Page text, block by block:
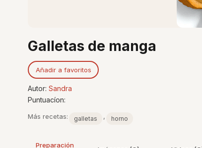
Galletas de manga
Añadir a favoritos
Autor: Sandra
Puntuacíon:
Más recetas: galletas , horno
Preparación